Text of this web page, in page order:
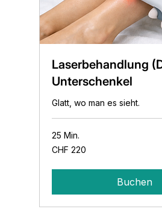
Laserbehandlung
Unterschenkel
Glatt, wo man es sieht.
25 Min.
220
Schweizer
CHF 220
Buchen